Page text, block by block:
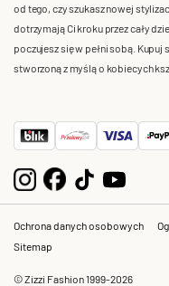
od tego, czy szukasz nowej
dotrzymają Ci kroku przez cały
poczujesz się w pełni sobą.
stworzoną z myślą o kobiecych
Ochrona danych osobowych
Sitemap
© Zizzi Fashion 1999-2026